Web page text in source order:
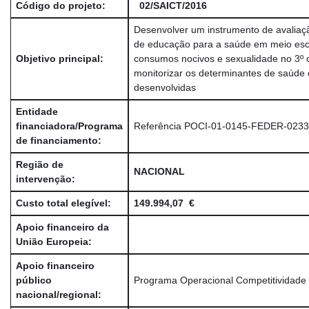
Código do projeto: 02/SAICT/2016
Objetivo principal:
Desenvolver um instrumento de
de educação para a saúde em meio
consumos nocivos e sexualidade no 3º
monitorizar os determinantes de
desenvolvidas
Entidade
financiadora/Programa
de financiamento:
Referência POCI-01-0145-FEDER-
Região de
intervenção:
NACIONAL
Custo total elegível: 149.994,07 €
Apoio financeiro da
União Europeia:
Apoio financeiro
público
nacional/regional:
Programa Operacional